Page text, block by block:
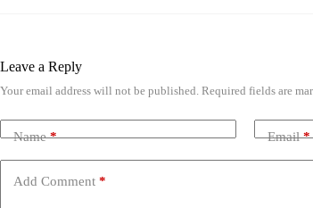
Leave a Reply
Your email address will not be published. Required fields are
Name* Email*
Add Comment *